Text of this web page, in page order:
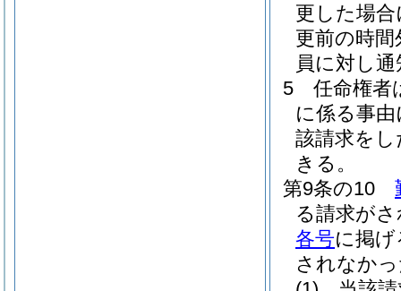
更した場
更前の時
員に対し
5
任命権者
に係る事
該請求を
きる。
第9条の10
る請求が
各号に掲
されなか